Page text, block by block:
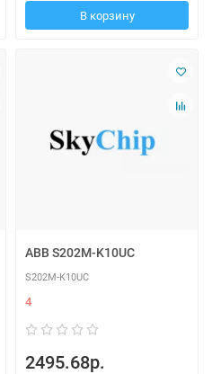
В корзину
ABB S202M-K10UC
S202M-K10UC
4
2495.68р.